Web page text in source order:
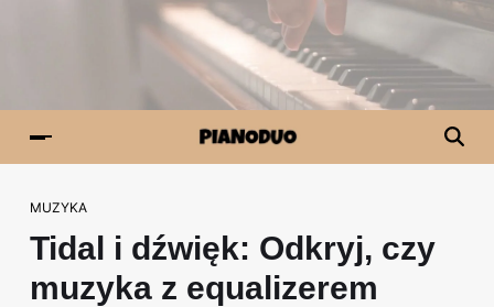
MUZYKA
Tidal i dźwięk: Odkryj, czy
muzyka z equalizerem